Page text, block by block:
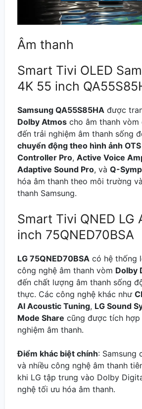
Âm thanh
Smart Tivi OLED
4K 55 inch
Samsung QA55S85HA được
Dolby Atmos cho âm thanh vòm
đến trải nghiệm âm thanh sống
chuyển động theo hình ảnh
Controller Pro, Active Voice
Adaptive Sound Pro, và Q-
hóa âm thanh theo môi trường
thanh Samsung.
Smart Tivi QNED LG
inch 75QNED70BSA
LG 75QNED70BSA có hệ thống
công nghệ âm thanh vòm Dolby
đến chất lượng âm thanh sống
thực. Các công nghệ khác như
AI Acoustic Tuning, LG Sound
Mode Share cũng được tích
nghiệm âm thanh.
Điểm khác biệt chính: Samsung
và nhiều công nghệ âm thanh
khi LG tập trung vào Dolby
nghệ tối ưu hóa âm thanh.